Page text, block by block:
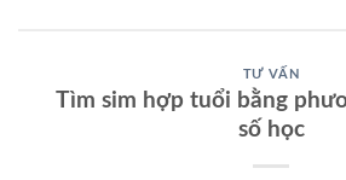
TƯ VẤN
Tìm sim hợp tuổi bằng
số học